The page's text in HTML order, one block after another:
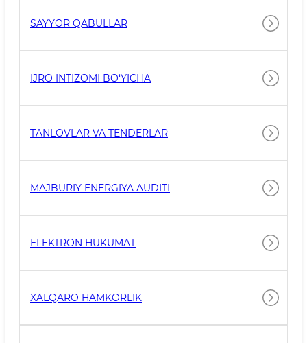
SAYYOR QABULLAR
IJRO INTIZOMI BO‘YICHA
TANLOVLAR VA TENDERLAR
MAJBURIY ENERGIYA AUDITI
ELEKTRON HUKUMAT
XALQARO HAMKORLIK